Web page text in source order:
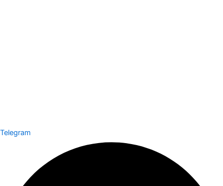
Telegram